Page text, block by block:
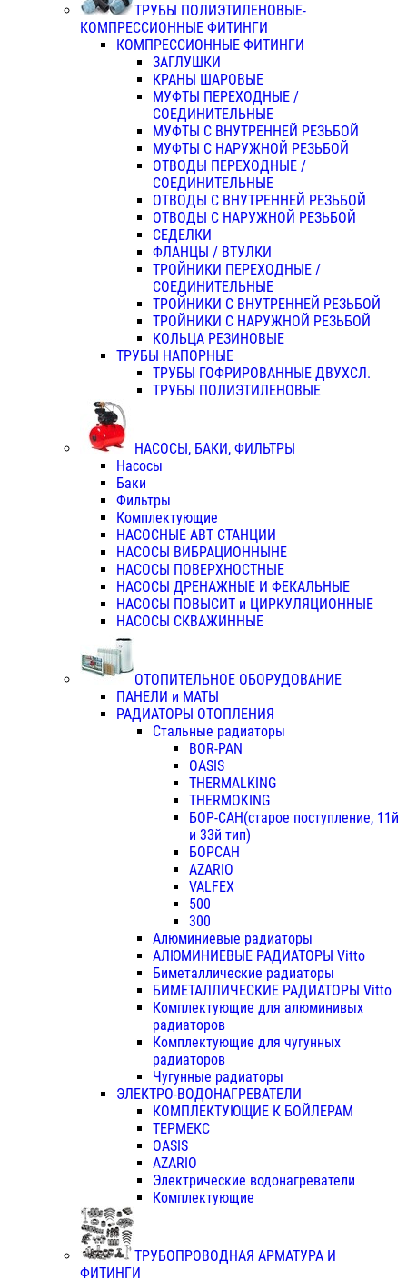
ТРУБЫ ПОЛИЭТИЛЕНОВЫЕ-
КОМПРЕССИОННЫЕ ФИТИНГИ
КОМПРЕССИОННЫЕ ФИТИНГИ
ЗАГЛУШКИ
КРАНЫ ШАРОВЫЕ
МУФТЫ ПЕРЕХОДНЫЕ /
СОЕДИНИТЕЛЬНЫЕ
МУФТЫ С ВНУТРЕННЕЙ РЕЗЬБОЙ
МУФТЫ С НАРУЖНОЙ РЕЗЬБОЙ
ОТВОДЫ ПЕРЕХОДНЫЕ /
СОЕДИНИТЕЛЬНЫЕ
ОТВОДЫ С ВНУТРЕННЕЙ РЕЗЬБОЙ
ОТВОДЫ С НАРУЖНОЙ РЕЗЬБОЙ
СЕДЕЛКИ
ФЛАНЦЫ / ВТУЛКИ
ТРОЙНИКИ ПЕРЕХОДНЫЕ /
СОЕДИНИТЕЛЬНЫЕ
ТРОЙНИКИ С ВНУТРЕННЕЙ РЕЗЬБОЙ
ТРОЙНИКИ С НАРУЖНОЙ РЕЗЬБОЙ
КОЛЬЦА РЕЗИНОВЫЕ
ТРУБЫ НАПОРНЫЕ
ТРУБЫ ГОФРИРОВАННЫЕ ДВУХСЛ.
ТРУБЫ ПОЛИЭТИЛЕНОВЫЕ
НАСОСЫ, БАКИ, ФИЛЬТРЫ
Насосы
Баки
Фильтры
Комплектующие
НАСОСНЫЕ АВТ СТАНЦИИ
НАСОСЫ ВИБРАЦИОННЫНЕ
НАСОСЫ ПОВЕРХНОСТНЫЕ
НАСОСЫ ДРЕНАЖНЫЕ И ФЕКАЛЬНЫЕ
НАСОСЫ ПОВЫСИТ и ЦИРКУЛЯЦИОННЫЕ
НАСОСЫ СКВАЖИННЫЕ
ОТОПИТЕЛЬНОЕ ОБОРУДОВАНИЕ
ПАНЕЛИ и МАТЫ
РАДИАТОРЫ ОТОПЛЕНИЯ
Стальные радиаторы
BOR-PAN
OASIS
THERMALKING
THERMOKING
БОР-САН(старое поступление, 11й
и 33й тип)
БОРСАН
AZARIO
VALFEX
500
300
Алюминиевые радиаторы
АЛЮМИНИЕВЫЕ РАДИАТОРЫ Vitto
Биметаллические радиаторы
БИМЕТАЛЛИЧЕСКИЕ РАДИАТОРЫ Vitto
Комплектующие для алюминивых
радиаторов
Комплектующие для чугунных
радиаторов
Чугунные радиаторы
ЭЛЕКТРО-ВОДОНАГРЕВАТЕЛИ
КОМПЛЕКТУЮЩИЕ К БОЙЛЕРАМ
ТЕРМЕКС
OASIS
AZARIO
Электрические водонагреватели
Комплектующие
ТРУБОПРОВОДНАЯ АРМАТУРА И
ФИТИНГИ